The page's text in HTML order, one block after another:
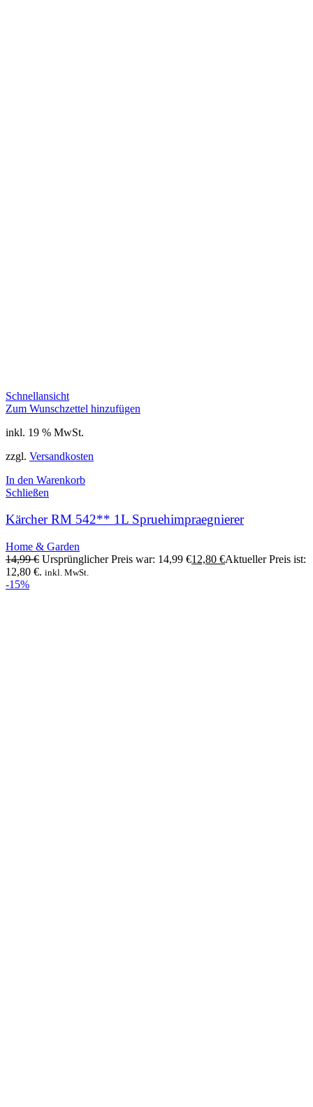
Schnellansicht
Zum Wunschzettel hinzufügen
inkl. 19 % MwSt.
zzgl. Versandkosten
In den Warenkorb
Schließen
Kärcher RM 542** 1L Spruehimpraegnierer
Home & Garden
14,99€ Ursprünglicher Preis war: 14,99 €12,80 €Aktueller Preis ist:
12,80 €. inkl. MwSt.
-15%